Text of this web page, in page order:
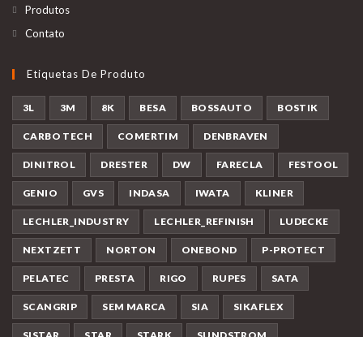
Produtos
Contato
Etiquetas De Produto
3L 3M 8K BESA BOSSAUTO BOSTIK
CARBO TECH COMERTIM DENBRAVEN
DINITROL DRESTER DW FARECLA FESTOOL
GENIO GVS INDASA IWATA KLINER
LECHLER_INDUSTRY LECHLER_REFINISH LUDECKE
NEXTZETT NORTON ONEBOND P-PROTECT
PELATEC PRESTA RIGO RUPES SATA
SCANGRIP SEM MARCA SIA SIKAFLEX